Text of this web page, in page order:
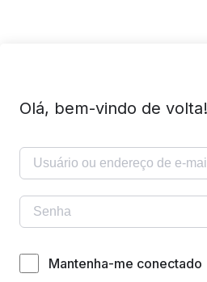
Olá, bem-vindo de volta!
Mantenha-me conectado